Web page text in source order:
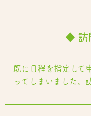
◆ 訪
既に日程を指定して
ってしまいました。